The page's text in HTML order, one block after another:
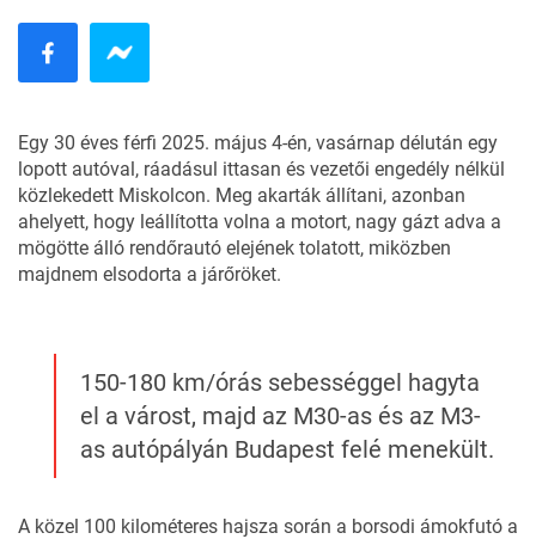
Egy 30 éves férfi 2025. május 4-én, vasárnap délután egy
lopott autóval, ráadásul ittasan és vezetői engedély nélkül
közlekedett Miskolcon. Meg akarták állítani, azonban
ahelyett, hogy leállította volna a motort, nagy gázt adva a
mögötte álló rendőrautó elejének tolatott, miközben
majdnem elsodorta a járőröket.
150-180 km/órás sebességgel hagyta
el a várost, majd az M30-as és az M3-
as autópályán Budapest felé menekült.
A közel 100 kilométeres hajsza során a borsodi ámokfutó a